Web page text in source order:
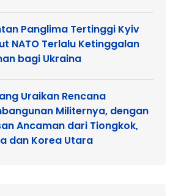
Panglima Tertinggi Kyiv
NATO Terlalu Ketinggalan
bagi Ukraina
Uraikan Rencana
Militernya, dengan
Ancaman dari Tiongkok,
dan Korea Utara